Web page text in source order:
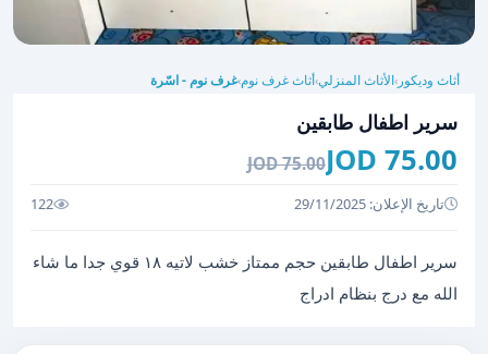
أثاث وديكور ›الأثاث المنزلي›أثاث غرف نوم›غرف نوم - اسّرة
سرير اطفال طابقين
75.00 JOD
75.00 JOD
تاريخ الإعلان: 29/11/2025 122
سرير اطفال طابقين حجم ممتاز خشب لاتيه ١٨ قوي جدا ما شاء
الله مع درج بنظام ادراج